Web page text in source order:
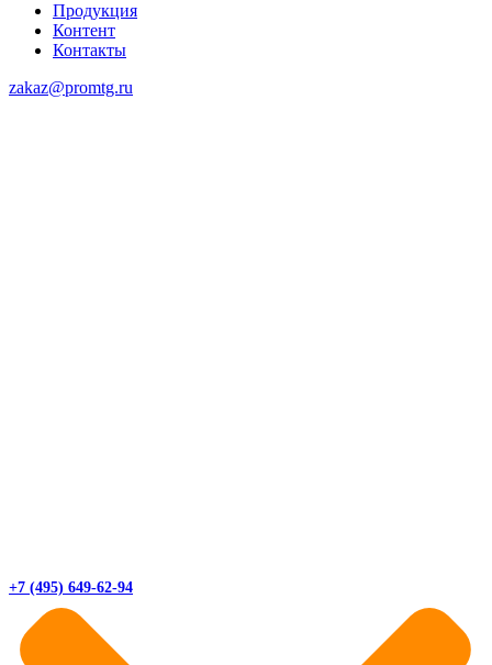
Продукция
Контент
Контакты
zakaz@promtg.ru
+7 (495) 649-62-94